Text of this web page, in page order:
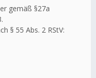
gemäß §27a
§ 55 Abs. 2 RStV: